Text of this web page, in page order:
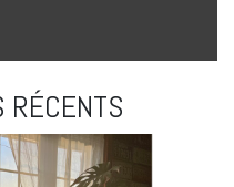
RÉCENTS